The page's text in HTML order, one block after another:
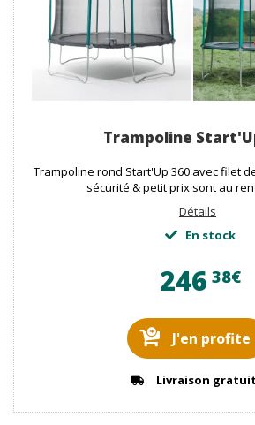
Trampoline
Trampoline rond Start'Up 360 avec filet
sécurité & petit prix sont au
Détails
En stock
246 38€
J'en profite
Livraison